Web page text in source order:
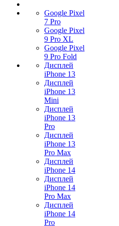
Google Pixel
7 Pro
Google Pixel
9 Pro XL
Google Pixel
9 Pro Fold
Дисплей
iPhone 13
Дисплей
iPhone 13
Mini
Дисплей
iPhone 13
Pro
Дисплей
iPhone 13
Pro Max
Дисплей
iPhone 14
Дисплей
iPhone 14
Pro Max
Дисплей
iPhone 14
Pro